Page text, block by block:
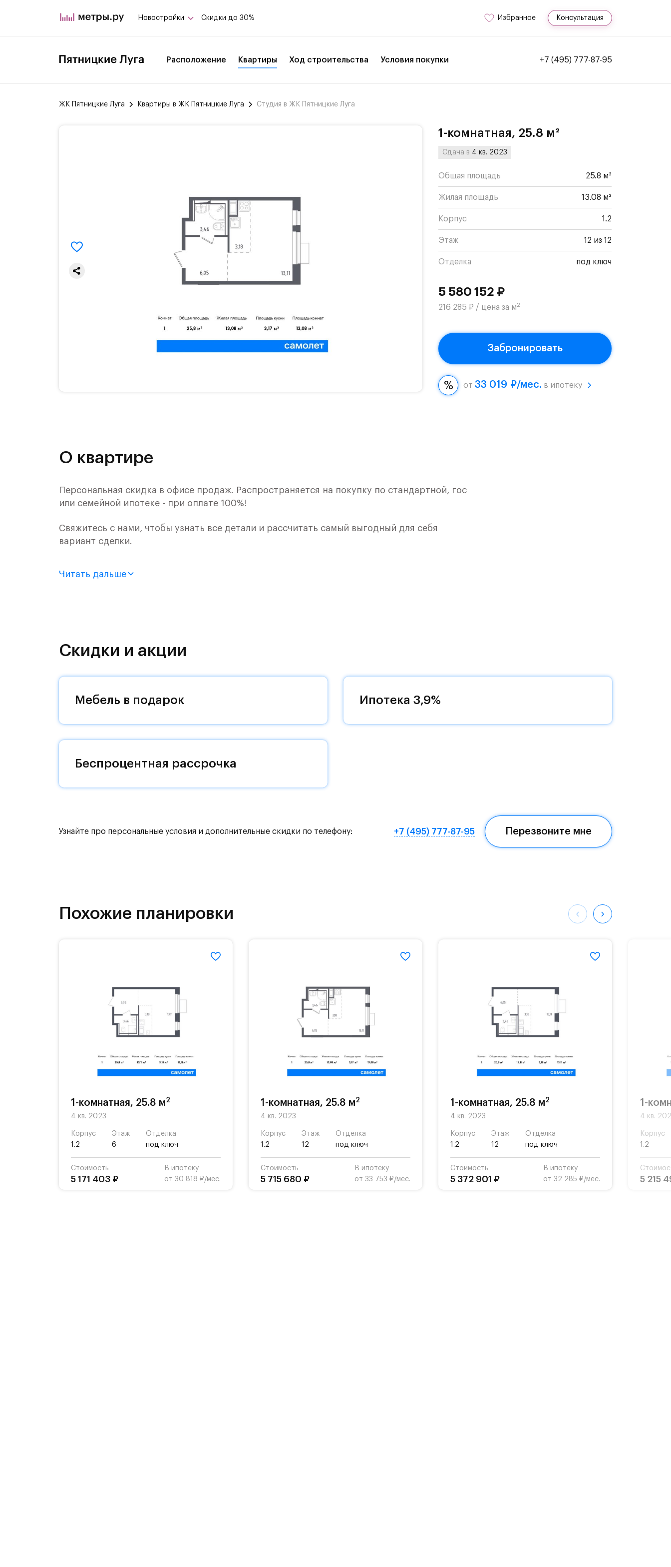
Новостройки Скидки до 30% Избранное Консультация
Расположение Квартиры Ход строительства Условия покупки +7 (495) 777-87-95
ЖК Пятницкие Луга Квартиры в ЖК Пятницкие Луга Студия в ЖК Пятницкие Луга
1-комнатная, 25.8 м²
Сдача в 4 кв. 2023
Общая площадь 25.8 м²
Жилая площадь 13.08 м²
Корпус 1.2
Этаж 12 из 12
Отделка под ключ
5 580 152 ₽
216 285 ₽ / цена за м2
Забронировать
от 33 019 ₽/мес. в ипотеку
О квартире
Персональная скидка в офисе продаж. Распространяется на покупку по стандартной, гос
или семейной ипотеке - при оплате 100%!
Свяжитесь с нами, чтобы узнать все детали и рассчитать самый выгодный для себя
вариант сделки.
монолитного дома (Корпус 1.2, Секция 11) в ЖК «Пятницкие Луга» от группы «Самолет».
Митинским лесопарком.
жителей будет обустроен собственный выезд на новую магистраль. Дорога до метро
«Пятницкое шоссе» займет 12 минут на автомобиле или полчаса на автобусе - рядом с
жилым комплексом есть остановки общественного транспорта.
Митинский лесопарк. В 5 км - усадьба Середниково.
Читать дальше
Скидки и акции
Мебель в подарок Ипотека 3,9%
Беспроцентная рассрочка
Узнайте про персональные условия и дополнительные скидки по телефону: +7 (495) 777-87-95 Перезвоните мне
Похожие планировки
1-комнатная, 25.8 м2
4 кв. 2023
Корпус
1.2
Этаж
6
Отделка
под ключ
Стоимость
5 171 403 ₽
В ипотеку
от 30 818 ₽/мес.
1-комнатная, 25.8 м2
4 кв. 2023
Корпус
1.2
Этаж
12
Отделка
под ключ
Стоимость
5 715 680 ₽
В ипотеку
от 33 753 ₽/мес.
1-комнатная, 25.8 м2
4 кв. 2023
Корпус
1.2
Этаж
12
Отделка
под ключ
Стоимость
5 372 901 ₽
В ипотеку
от 32 285 ₽/мес.
1-
4 кв.
Корпус
1.2
5 215